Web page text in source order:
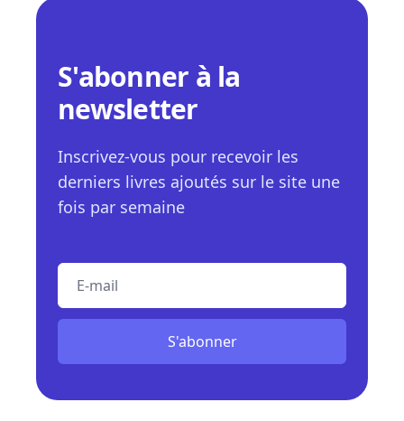
S'abonner à la
newsletter
Inscrivez-vous pour recevoir les
derniers livres ajoutés sur le site une
fois par semaine
S'abonner